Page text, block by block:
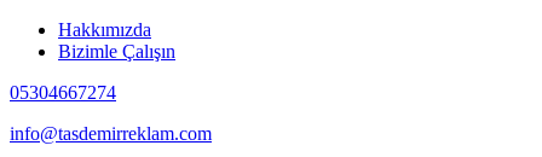
Hakkımızda
Bizimle Çalışın
05304667274
info@tasdemirreklam.com